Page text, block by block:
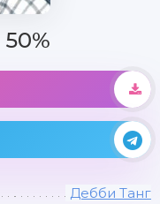
50%
Дебби Танг